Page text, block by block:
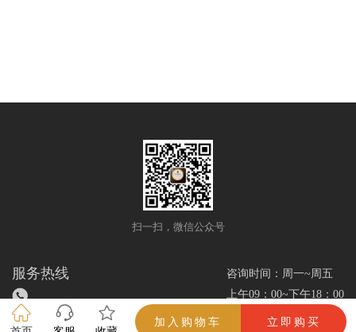
加入购物车 立即购买
扫一扫，微信公众号
服务热线
咨询时间：周一~周五
上午09：00~下午18：00